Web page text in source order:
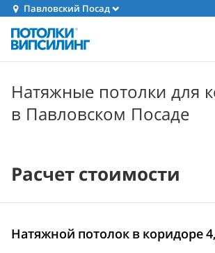
Павловский Посад
Натяжные потолки для
в Павловском Посаде
Расчет стоимости
Натяжной потолок в коридоре